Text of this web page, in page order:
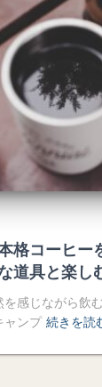
格コーヒー
道具と楽し
を感じながら飲
ャンプ 続きを読